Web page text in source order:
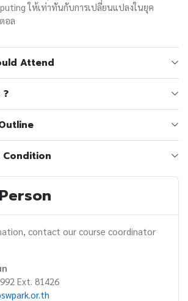
ให้เท่าทันกับการเปลี่ยนแปลงในยุค
อล
Attend
?
Condition
contact our course coordinator
Ext. 81426